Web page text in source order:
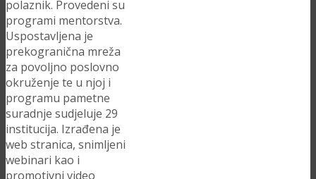
polaznik. Provedeni su
programi mentorstva.
Uspostavljena je
prekogranična mreža
za povoljno poslovno
okruženje te u njoj i
programu pametne
suradnje sudjeluje 29
institucija. Izrađena je
web stranica, snimljeni
webinari kao i
promotivni video